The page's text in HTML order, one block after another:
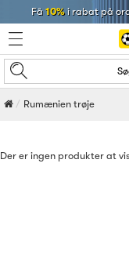
Få 10%i rabat på
Rumænien trøje
Der er ingen produkter at